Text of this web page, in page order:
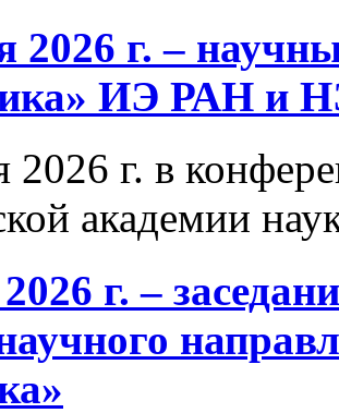
2026 г. –
ИЭ РАН и
г. в
академии
г. –